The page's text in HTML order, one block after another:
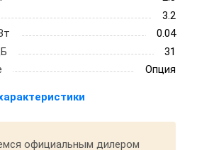
3.2
0.04
31
Опция
официальным дилером